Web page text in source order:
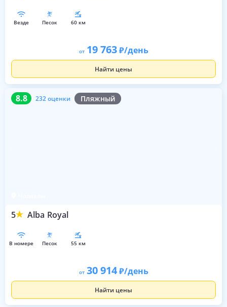
везде песок 60 км
от 19 763 /день
Найти цены
8.8 232 оценки Пляжный
5 Alba Royal
8.8 232 оценки
в номере песок 55 км
от 30 914 /день
Найти цены